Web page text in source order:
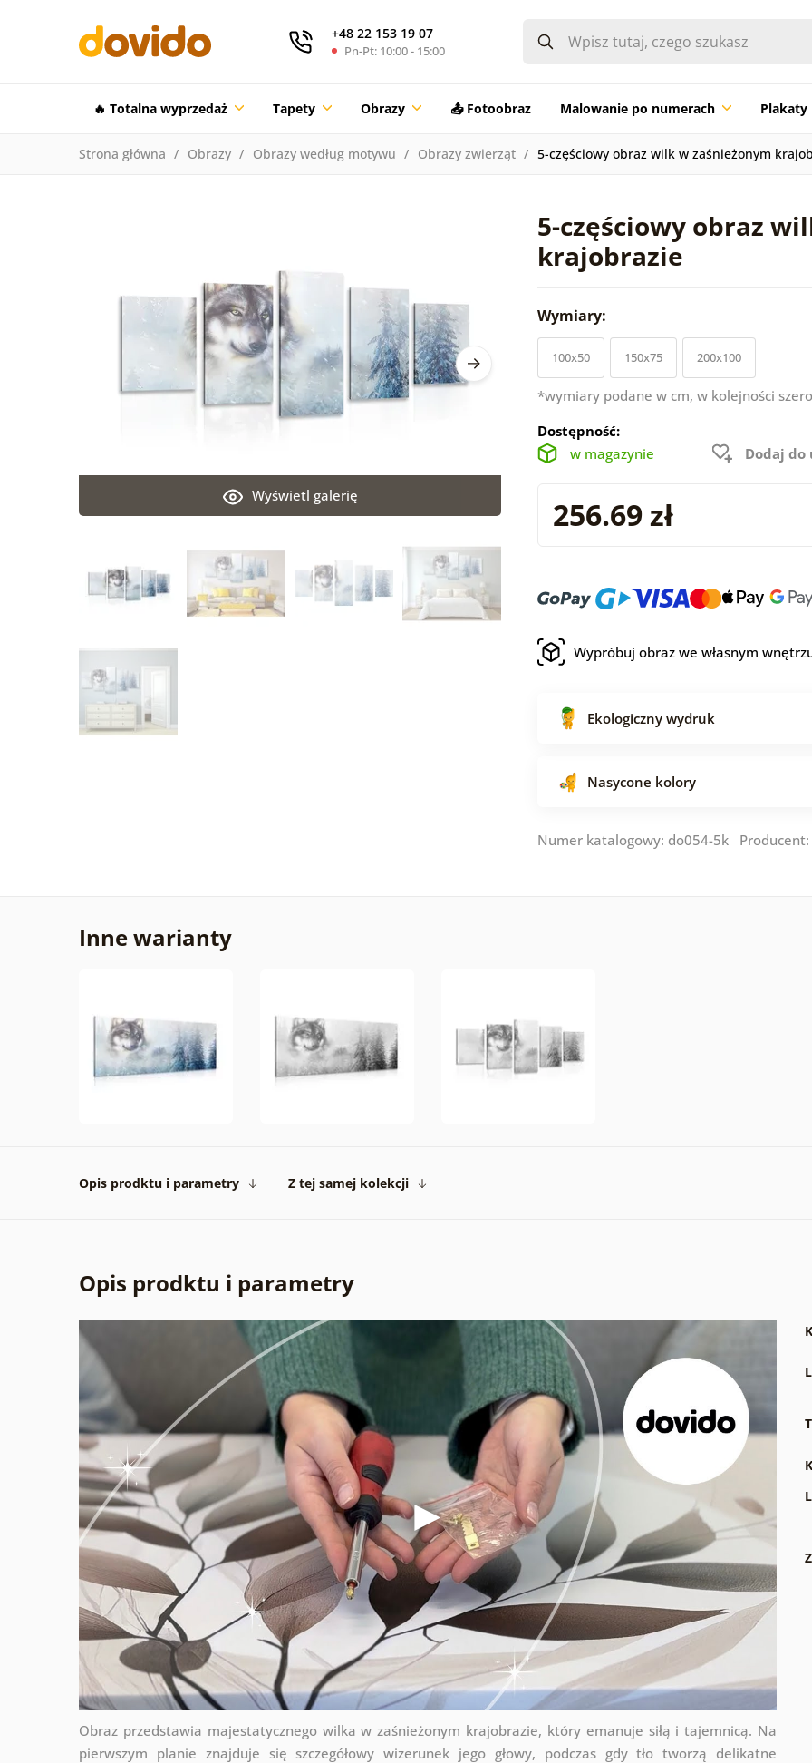
+48 22 153 19 07
Pn-Pt: 10:00 - 15:00
🔥 Totalna wyprzedaż Tapety Obrazy 📤 Fotoobraz Malowanie po numerach Plakaty
Strona główna Obrazy Obrazy według motywu Obrazy zwierząt 5-częściowy obraz wilk w zaśnieżonym
5-częściowy obraz
krajobrazie
Wyświetl galerię
Wymiary:
100x50 150x75 200x100
*wymiary podane w cm, w kolejności
Dostępność:
w magazynie
Dodaj
256.69 zł
Wypróbuj obraz we własnym
Ekologiczny wydruk
Nasycone kolory
Numer katalogowy: do054-5k Producent:
Inne warianty
Opis prodktu i parametry Z tej samej kolekcji
Opis prodktu i parametry
Obraz przedstawia majestatycznego wilka w zaśnieżonym krajobrazie, który emanuje siłą i tajemnicą. Na
pierwszym planie znajduje się szczegółowy wizerunek jego głowy, podczas gdy tło tworzą delikatne